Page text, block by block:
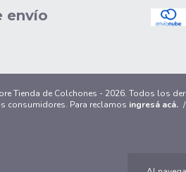
envío
Tienda de Colchones - 2026. Todos los
consumidores. Para reclamos ingresá acá. /